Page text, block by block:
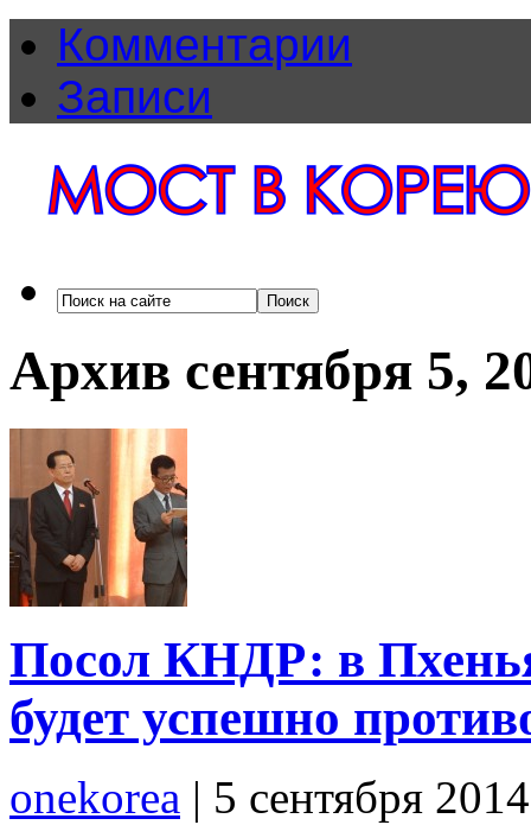
Комментарии
Записи
Архив сентября 5,
Посол КНДР: в
будет успешно
onekorea | 5 сентября